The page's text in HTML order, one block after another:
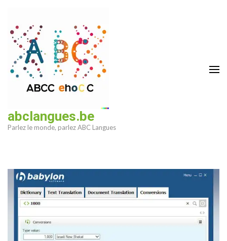
contenu
(Pressez
Entrée)
abclangues.be
Parlez le monde, parlez ABC Langues